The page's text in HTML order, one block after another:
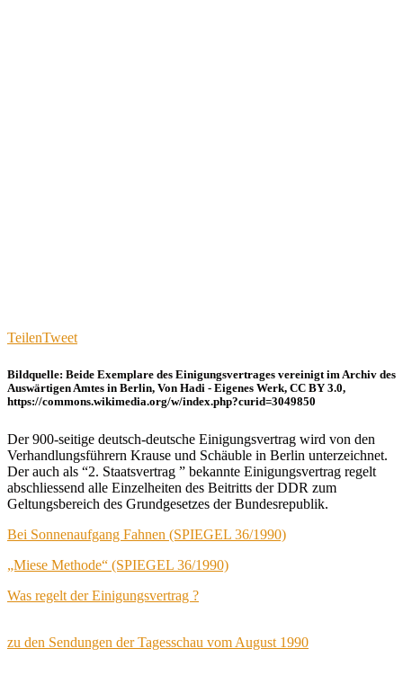
TeilenTweet
Bildquelle: Beide Exemplare des Einigungsvertrages vereinigt im Archiv des
Auswärtigen Amtes in Berlin, Von Hadi - Eigenes Werk, CC BY 3.0,
https://commons.wikimedia.org/w/index.php?curid=3049850
Der 900-seitige deutsch-deutsche Einigungsvertrag wird von den
Verhandlungsführern Krause und Schäuble in Berlin unterzeichnet.
Der auch als “2. Staatsvertrag ” bekannte Einigungsvertrag regelt
abschliessend alle Einzelheiten des Beitritts der DDR zum
Geltungsbereich des Grundgesetzes der Bundesrepublik.
Bei Sonnenaufgang Fahnen (SPIEGEL 36/1990)
„Miese Methode“ (SPIEGEL 36/1990)
Was regelt der Einigungsvertrag ?
zu den Sendungen der Tagesschau vom August 1990